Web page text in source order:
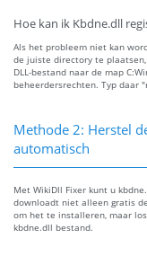
Hoe kan ik Kbdne.dll
Als het probleem niet kan
de juiste directory te
DLL-bestand naar de map
beheerdersrechten. Typ daar
Methode 2: Herstel
automatisch
Met WikiDll Fixer kunt u
downloadt niet alleen gratis
om het te installeren, maar
kbdne.dll bestand.